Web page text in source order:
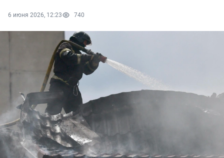
6 июня 2026, 12:23 740